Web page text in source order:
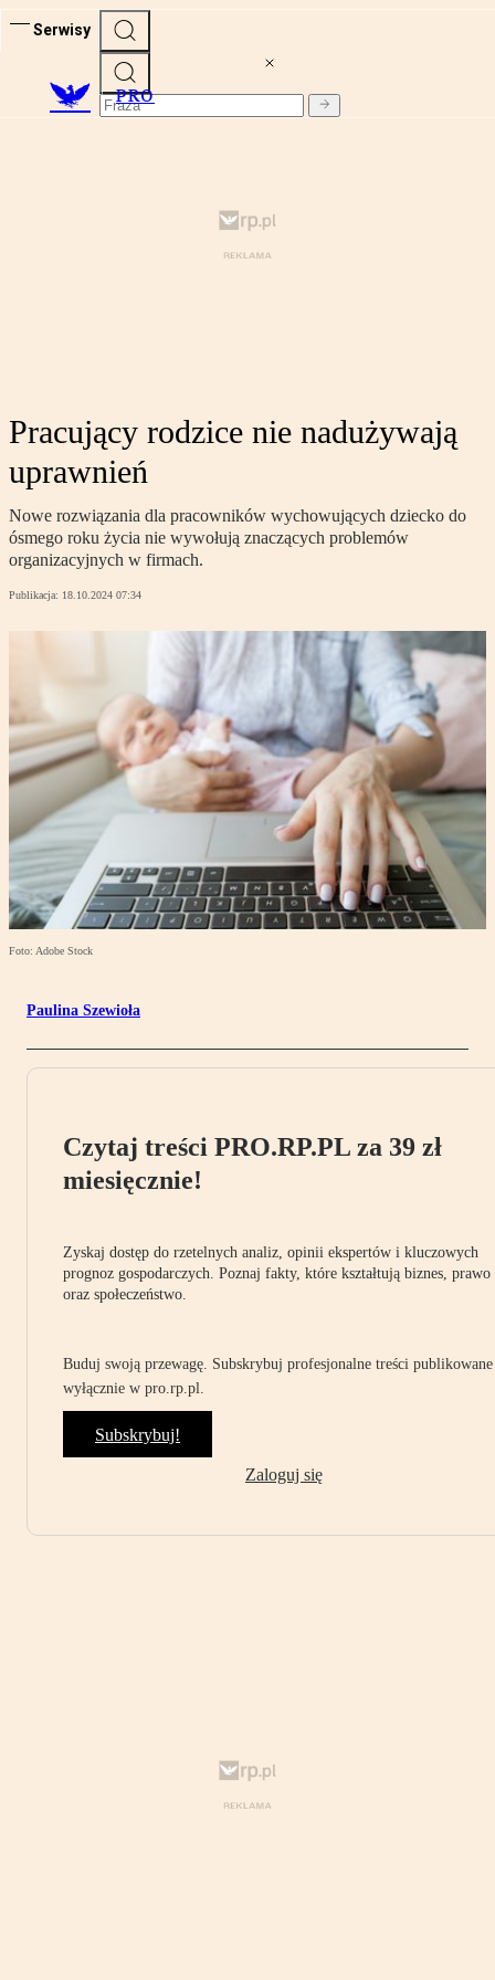
Serwisy
PRO
Pracujący rodzice nie nadużywają
uprawnień
Nowe rozwiązania dla pracowników wychowujących dziecko do
ósmego roku życia nie wywołują znaczących problemów
organizacyjnych w firmach.
Publikacja: 18.10.2024 07:34
Foto: Adobe Stock
Paulina Szewioła
Czytaj treści PRO.RP.PL za 39 zł
miesięcznie!
Zyskaj dostęp do rzetelnych analiz, opinii ekspertów i kluczowych
prognoz gospodarczych. Poznaj fakty, które kształtują biznes, prawo
oraz społeczeństwo.
Buduj swoją przewagę. Subskrybuj profesjonalne treści publikowane
wyłącznie w pro.rp.pl.
Subskrybuj!
Zaloguj się